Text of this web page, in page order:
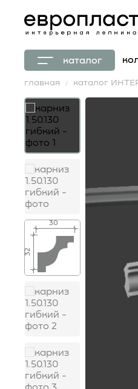
каталог
главная каталог
30
32